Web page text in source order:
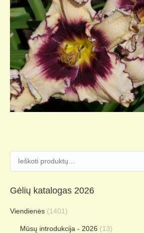
Gėlių katalogas 2026
Viendienės (1401)
Mūsų introdukcija - 2026 (13)